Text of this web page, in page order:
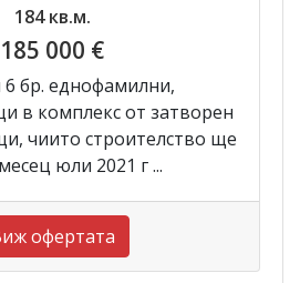
184 кв.м.
185 000 €
бр. еднофамилни,
в комплекс от затворен
чиито строителство ще
юли 2021 г ...
офертата